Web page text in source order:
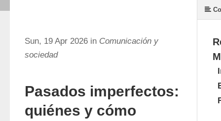
Sun, 19 Apr 2026 in Comunicación y
sociedad
Pasados imperfectos:
quiénes y cómo